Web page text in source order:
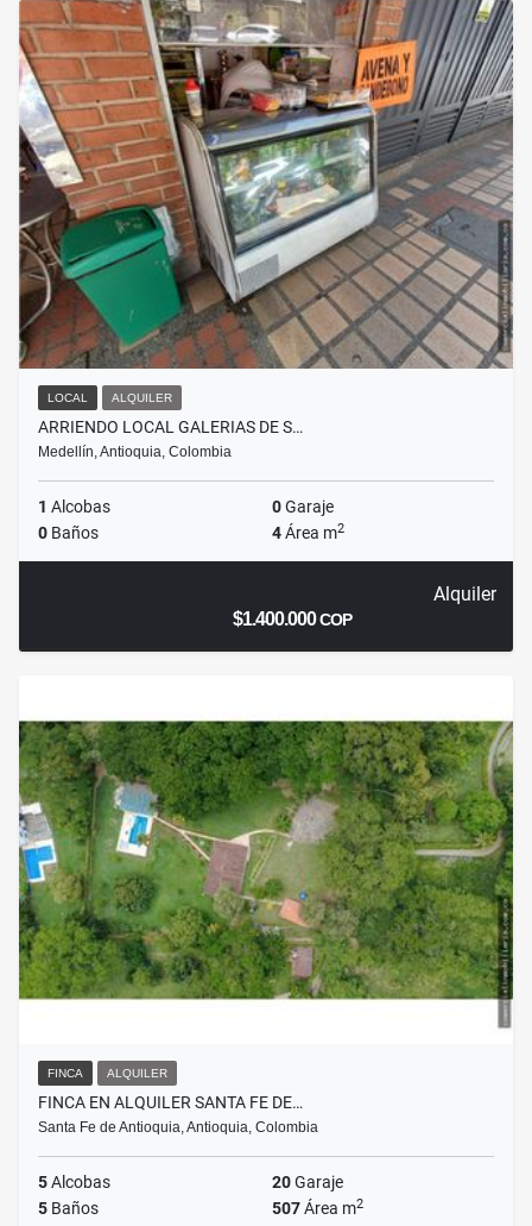
LOCAL ALQUILER
ARRIENDO LOCAL GALERIAS DE S…
Medellín, Antioquia, Colombia
1 Alcobas 0Garaje
0 Baños 4Área m2
Alquiler
$1.400.000COP
FINCA ALQUILER
FINCA EN ALQUILER SANTA FE DE…
Santa Fe de Antioquia, Antioquia, Colombia
5Alcobas 20Garaje
5 Baños 507Área m2